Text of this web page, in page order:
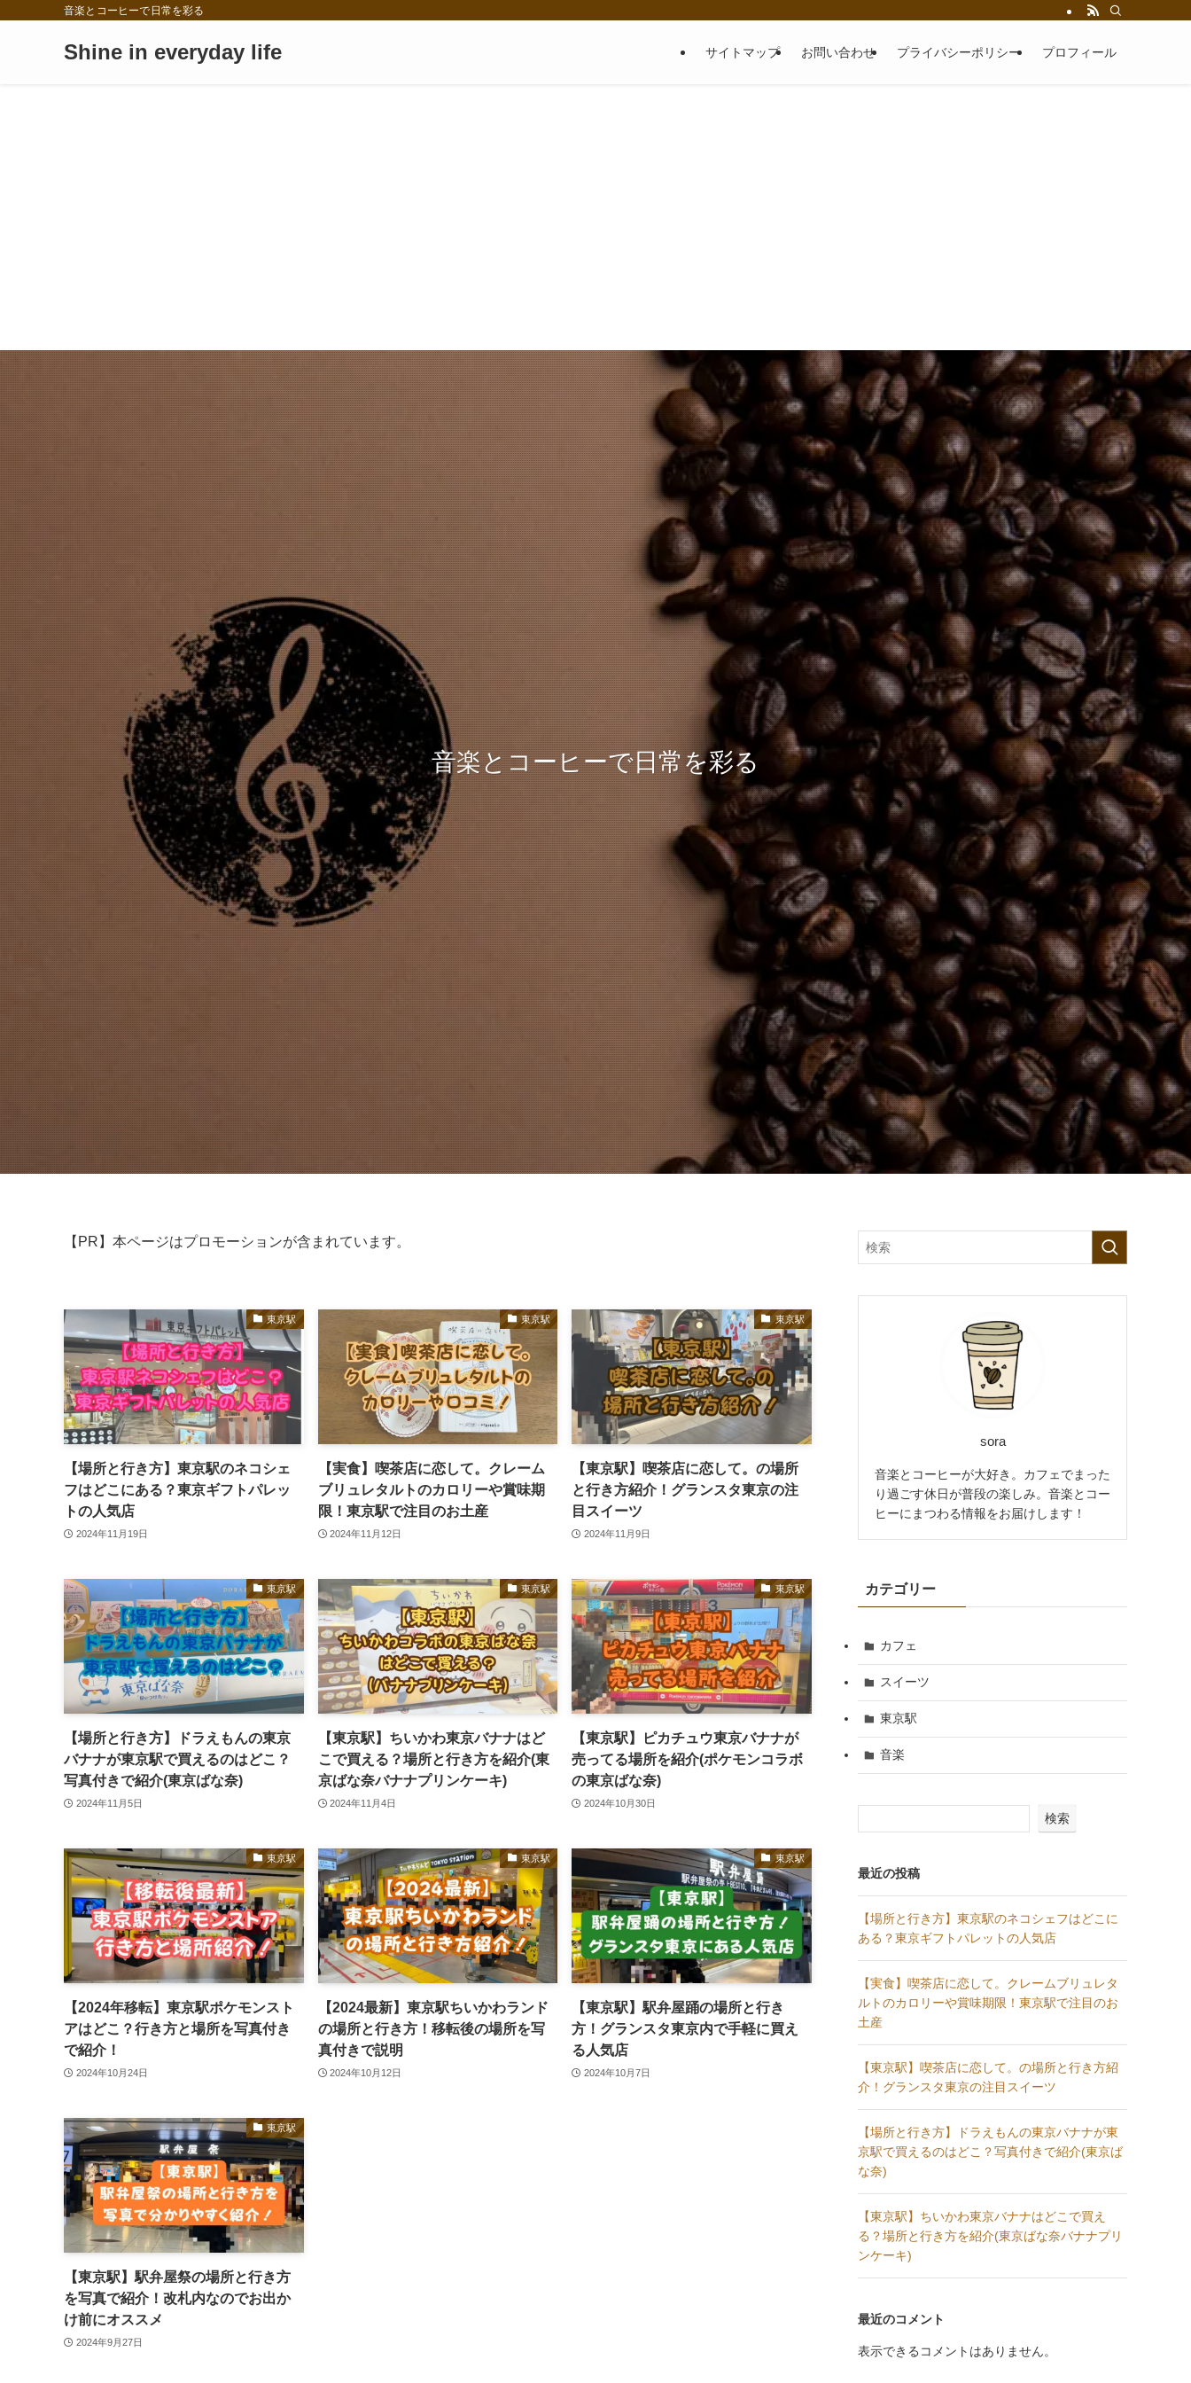
音楽とコーヒーで日常を彩る
Shine in everyday life サイトマップ お問い合わせ プライバシーポリシー プロフィール
音楽とコーヒーで日常を彩る
【PR】本ページはプロモーションが含まれています。
東京駅
【場所と行き方】東京駅のネコシェ
フはどこにある？東京ギフトパレッ
トの人気店
2024年11月19日
東京駅
【実食】喫茶店に恋して。クレーム
ブリュレタルトのカロリーや賞味期
限！東京駅で注目のお土産
2024年11月12日
東京駅
【東京駅】喫茶店に恋して。の場所
と行き方紹介！グランスタ東京の注
目スイーツ
2024年11月9日
東京駅
【場所と行き方】ドラえもんの東京
バナナが東京駅で買えるのはどこ？
写真付きで紹介(東京ばな奈)
2024年11月5日
東京駅
【東京駅】ちいかわ東京バナナはど
こで買える？場所と行き方を紹介(東
京ばな奈バナナプリンケーキ)
2024年11月4日
東京駅
【東京駅】ピカチュウ東京バナナが
売ってる場所を紹介(ポケモンコラボ
の東京ばな奈)
2024年10月30日
東京駅
【2024年移転】東京駅ポケモンスト
アはどこ？行き方と場所を写真付き
で紹介！
2024年10月24日
東京駅
【2024最新】東京駅ちいかわランド
の場所と行き方！移転後の場所を写
真付きで説明
2024年10月12日
東京駅
【東京駅】駅弁屋踊の場所と行き
方！グランスタ東京内で手軽に買え
る人気店
2024年10月7日
東京駅
【東京駅】駅弁屋祭の場所と行き方
を写真で紹介！改札内なのでお出か
け前にオススメ
2024年9月27日
sora
音楽とコーヒーが大好き。カフェでまった
り過ごす休日が普段の楽しみ。音楽とコー
ヒーにまつわる情報をお届けします！
カテゴリー
カフェ
スイーツ
東京駅
音楽
検索
最近の投稿
【場所と行き方】東京駅のネコシェフはどこに
ある？東京ギフトパレットの人気店
【実食】喫茶店に恋して。クレームブリュレタ
ルトのカロリーや賞味期限！東京駅で注目のお
土産
【東京駅】喫茶店に恋して。の場所と行き方紹
介！グランスタ東京の注目スイーツ
【場所と行き方】ドラえもんの東京バナナが東
京駅で買えるのはどこ？写真付きで紹介(東京ば
な奈)
【東京駅】ちいかわ東京バナナはどこで買え
る？場所と行き方を紹介(東京ばな奈バナナプリ
ンケーキ)
最近のコメント
表示できるコメントはありません。